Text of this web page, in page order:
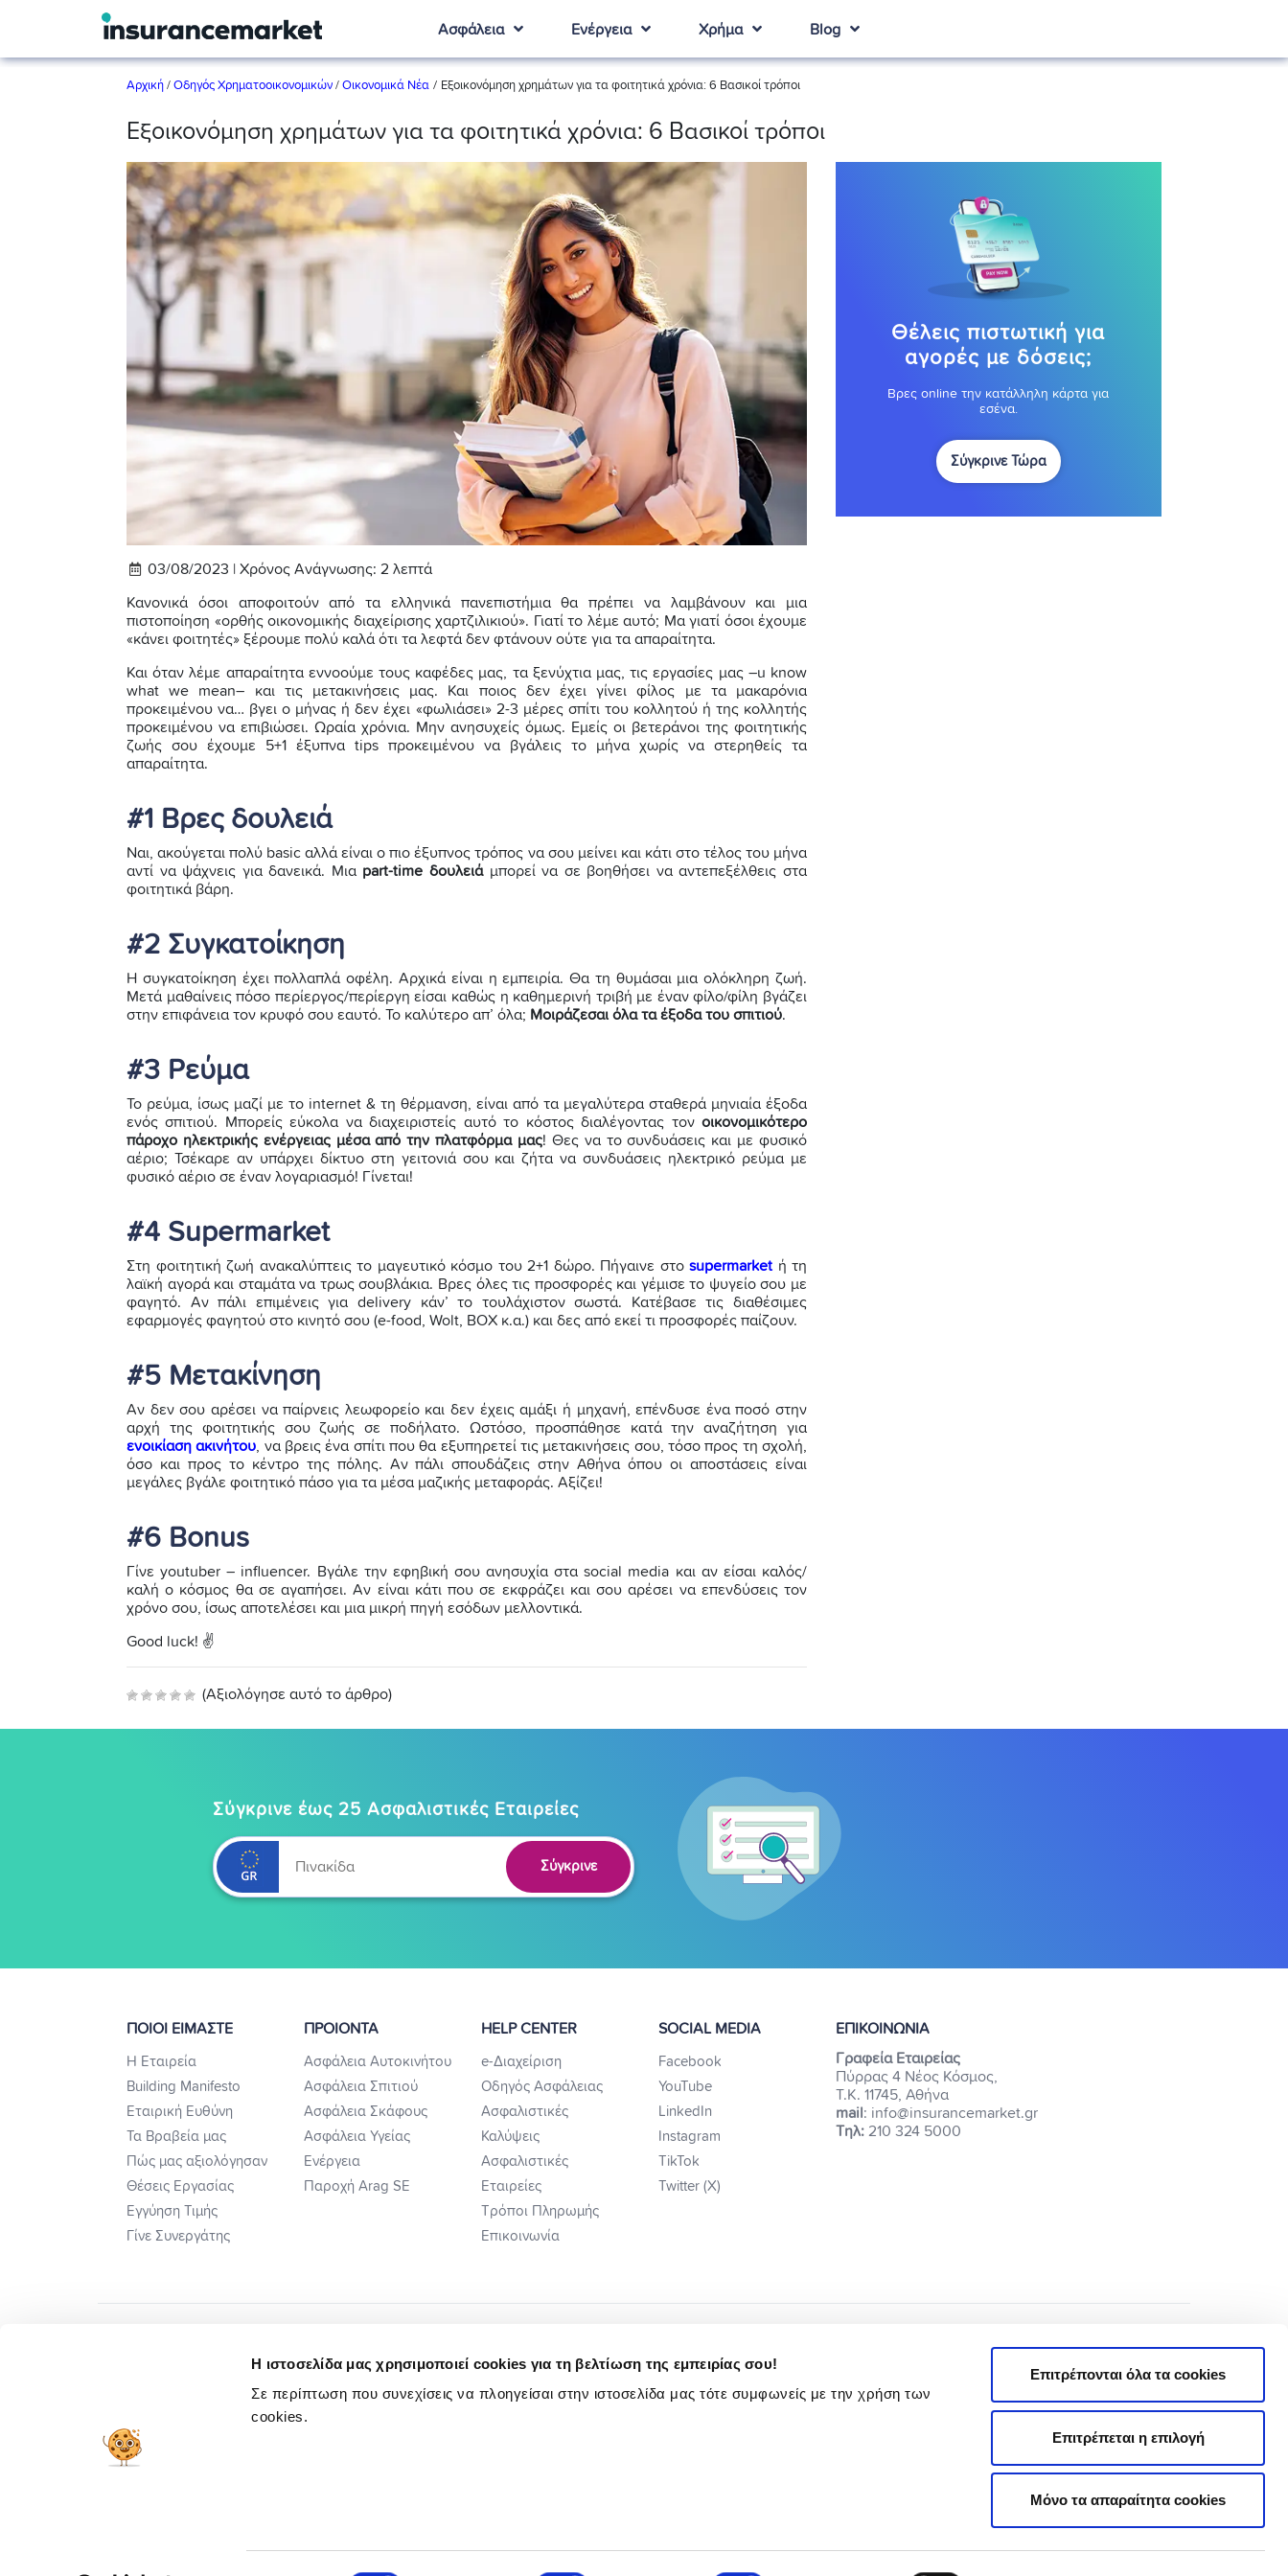
Η ιστοσελίδα μας χρησιμοποιεί cookies για τη βελτίωση της εμπειρίας σου!
Σε περίπτωση που συνεχίσεις να πλοηγείσαι στην ιστοσελίδα μας τότε συμφωνείς με την χρήση των
cookies.
Επιτρέπονται όλα τα cookies
Επιτρέπεται η επιλογή
Μόνο τα απαραίτητα cookies
Ασφάλεια Ενέργεια Χρήμα Blog
Αρχική / Οδηγός Χρηματοοικονομικών / Οικονομικά Νέα / Εξοικονόμηση χρημάτων για τα φοιτητικά χρόνια: 6 Βασικοί τρόποι
Εξοικονόμηση χρημάτων για τα φοιτητικά χρόνια: 6 Βασικοί τρόποι
03/08/2023 | Χρόνος Ανάγνωσης: 2 λεπτά
Κανονικά όσοι αποφοιτούν από τα ελληνικά πανεπιστήμια θα πρέπει να λαμβάνουν και μια
πιστοποίηση «ορθής οικονομικής διαχείρισης χαρτζιλικιού». Γιατί το λέμε αυτό; Μα γιατί όσοι έχουμε
«κάνει φοιτητές» ξέρουμε πολύ καλά ότι τα λεφτά δεν φτάνουν ούτε για τα απαραίτητα.
Και όταν λέμε απαραίτητα εννοούμε τους καφέδες μας, τα ξενύχτια μας, τις εργασίες μας –u know
what we mean– και τις μετακινήσεις μας. Και ποιος δεν έχει γίνει φίλος με τα μακαρόνια
προκειμένου να… βγει ο μήνας ή δεν έχει «φωλιάσει» 2-3 μέρες σπίτι του κολλητού ή της κολλητής
προκειμένου να επιβιώσει. Ωραία χρόνια. Μην ανησυχείς όμως. Εμείς οι βετεράνοι της φοιτητικής
ζωής σου έχουμε 5+1 έξυπνα tips προκειμένου να βγάλεις το μήνα χωρίς να στερηθείς τα
απαραίτητα.
#1 Βρες δουλειά
Ναι, ακούγεται πολύ basic αλλά είναι ο πιο έξυπνος τρόπος να σου μείνει και κάτι στο τέλος του μήνα
αντί να ψάχνεις για δανεικά. Μια part-time δουλειάμπορεί να σε βοηθήσει να αντεπεξέλθεις στα
φοιτητικά βάρη.
#2 Συγκατοίκηση
Η συγκατοίκηση έχει πολλαπλά οφέλη. Αρχικά είναι η εμπειρία. Θα τη θυμάσαι μια ολόκληρη ζωή.
Μετά μαθαίνεις πόσο περίεργος/περίεργη είσαι καθώς η καθημερινή τριβή με έναν φίλο/φίλη βγάζει
στην επιφάνεια τον κρυφό σου εαυτό. Το καλύτερο απ’ όλα; Μοιράζεσαι όλα τα έξοδα του σπιτιού.
#3 Ρεύμα
Το ρεύμα, ίσως μαζί με το internet & τη θέρμανση, είναι από τα μεγαλύτερα σταθερά μηνιαία έξοδα
ενός σπιτιού. Μπορείς εύκολα να διαχειριστείς αυτό το κόστος διαλέγοντας τον οικονομικότερο
πάροχο ηλεκτρικής ενέργειας μέσα από την πλατφόρμα μας! Θες να το συνδυάσεις και με φυσικό
αέριο; Τσέκαρε αν υπάρχει δίκτυο στη γειτονιά σου και ζήτα να συνδυάσεις ηλεκτρικό ρεύμα με
φυσικό αέριο σε έναν λογαριασμό! Γίνεται!
#4 Supermarket
Στη φοιτητική ζωή ανακαλύπτεις το μαγευτικό κόσμο του 2+1 δώρο. Πήγαινε στο supermarket ή τη
λαϊκή αγορά και σταμάτα να τρως σουβλάκια. Βρες όλες τις προσφορές και γέμισε το ψυγείο σου με
φαγητό. Αν πάλι επιμένεις για delivery κάν’ το τουλάχιστον σωστά. Κατέβασε τις διαθέσιμες
εφαρμογές φαγητού στο κινητό σου (e-food, Wolt, BOX κ.α.) και δες από εκεί τι προσφορές παίζουν.
#5 Μετακίνηση
Αν δεν σου αρέσει να παίρνεις λεωφορείο και δεν έχεις αμάξι ή μηχανή, επένδυσε ένα ποσό στην
αρχή της φοιτητικής σου ζωής σε ποδήλατο. Ωστόσο, προσπάθησε κατά την αναζήτηση για
ενοικίαση ακινήτου , να βρεις ένα σπίτι που θα εξυπηρετεί τις μετακινήσεις σου, τόσο προς τη σχολή,
όσο και προς το κέντρο της πόλης. Αν πάλι σπουδάζεις στην Αθήνα όπου οι αποστάσεις είναι
μεγάλες βγάλε φοιτητικό πάσο για τα μέσα μαζικής μεταφοράς. Αξίζει!
#6 Bonus
Γίνε youtuber – influencer. Βγάλε την εφηβική σου ανησυχία στα social media και αν είσαι καλός/
καλή ο κόσμος θα σε αγαπήσει. Αν είναι κάτι που σε εκφράζει και σου αρέσει να επενδύσεις τον
χρόνο σου, ίσως αποτελέσει και μια μικρή πηγή εσόδων μελλοντικά.
Good luck! ✌️
(Αξιολόγησε αυτό το άρθρο)
Θέλεις πιστωτική για
αγορές με δόσεις;
Βρες online την κατάλληλη κάρτα για
εσένα.
Σύγκρινε Τώρα
Σύγκρινε έως 25 Ασφαλιστικές Εταιρείες
Σύγκρινε
ΠΟΙΟΙ ΕΙΜΑΣΤΕ
Η Εταιρεία
Building Manifesto
Εταιρική Ευθύνη
Τα Βραβεία μας
Πώς μας αξιολόγησαν
Θέσεις Εργασίας
Εγγύηση Τιμής
Γίνε Συνεργάτης
ΠΡΟΙΟΝΤΑ
Ασφάλεια Αυτοκινήτου
Ασφάλεια Σπιτιού
Ασφάλεια Σκάφους
Ασφάλεια Υγείας
Ενέργεια
Παροχή Arag SE
HELP CENTER
e-Διαχείριση
Οδηγός Ασφάλειας
Ασφαλιστικές
Καλύψεις
Ασφαλιστικές
Εταιρείες
Τρόποι Πληρωμής
Επικοινωνία
SOCIAL MEDIA
Facebook
YouTube
LinkedIn
Instagram
TikTok
Twitter (X)
ΕΠΙΚΟΙΝΩΝΙΑ
Γραφεία Εταιρείας
Πύρρας 4 Νέος Κόσμος,
Τ.Κ. 11745, Αθήνα
mail : info@insurancemarket.gr
Τηλ: 210 324 5000
Όροι Χρήσης